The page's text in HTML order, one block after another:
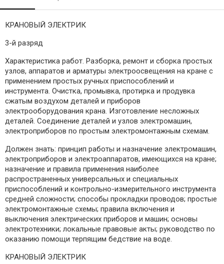
КРАНОВЫЙ ЭЛЕКТРИК
3-й разряд
Характеристика работ. Разборка, ремонт и сборка простых
узлов, аппаратов и арматуры электроосвещения на кране с
применением простых ручных приспособлений и
инструмента. Очистка, промывка, протирка и продувка
сжатым воздухом деталей и приборов
электрооборудования крана. Изготовление несложных
деталей. Соединение деталей и узлов электромашин,
электроприборов по простым электромонтажным схемам.
Должен знать: принцип работы и назначение электромашин,
электроприборов и электроаппаратов, имеющихся на кране;
назначение и правила применения наиболее
распространенных универсальных и специальных
приспособлений и контрольно-измерительного инструмента
средней сложности; способы прокладки проводов; простые
электромонтажные схемы; правила включения и
выключения электрических приборов и машин; основы
электротехники; локальные правовые акты; руководство по
оказанию помощи терпящим бедствие на воде.
КРАНОВЫЙ ЭЛЕКТРИК